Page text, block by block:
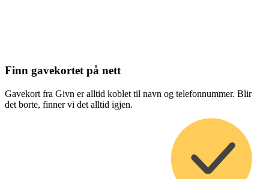
Finn gavekortet på nett
Gavekort fra Givn er alltid koblet til navn og telefonnummer. Blir
det borte, finner vi det alltid igjen.